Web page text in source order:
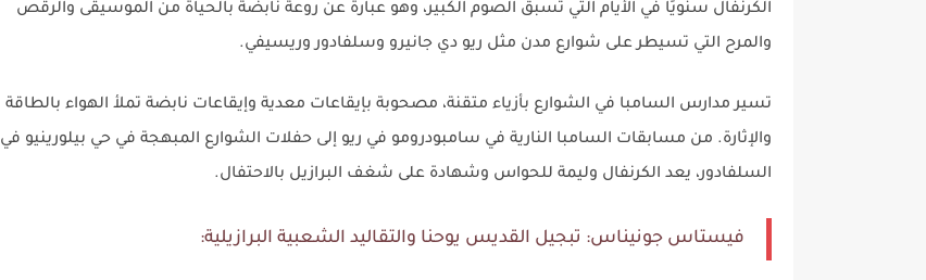
الكرنفال سنويًا في الأيام التي تسبق الصوم الكبير، وهو عبارة عن روعة نابضة بالحياة من الموسيقى والرقص
والمرح التي تسيطر على شوارع مدن مثل ريو دي جانيرو وسلفادور وريسيفي.
تسير مدارس السامبا في الشوارع بأزياء متقنة، مصحوبة بإيقاعات معدية وإيقاعات نابضة تملأ الهواء بالطاقة
والإثارة. من مسابقات السامبا النارية في سامبودرومو في ريو إلى حفلات الشوارع المبهجة في حي بيلورينيو في
السلفادور، يعد الكرنفال وليمة للحواس وشهادة على شغف البرازيل بالاحتفال.
فيستاس جونيناس: تبجيل القديس يوحنا والتقاليد الشعبية البرازيلية: